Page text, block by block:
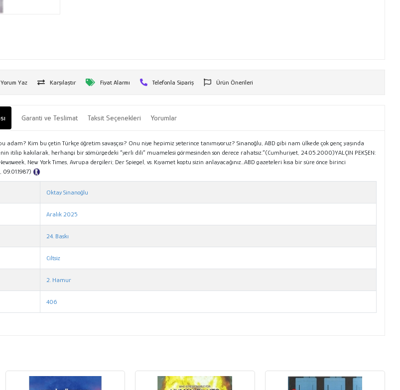
Yorum Yaz Karşılaştır Fiyat Alarmı Telefonla Sipariş Ürün Önerileri
Garanti ve Teslimat Taksit Seçenekleri Yorumlar
adam? Kim bu çetin Türkçe öğretim savaşçısı? Onu niye hepimiz yeterince tanımıyoruz? Sinanoğlu, ABD gibi nam ülkede çok genç yaşında
itilip kakılarak, herhangi bir sömürgedeki “yerli dili” muamelesi görmesinden son derece rahatsız.”(Cumhuriyet, 24.05.2000)YALÇIN PEKŞEN:
New York Times, Avrupa dergileri; Der Spiegel, vs. Kıyamet koptu sizin anlayacağınız...ABD gazeteleri kısa bir süre önce birinci
Oktay Sinanoğlu
Aralık 2025
24. Baskı
Ciltsiz
2. Hamur
406